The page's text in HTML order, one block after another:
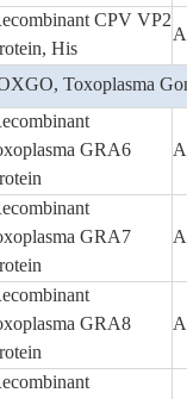
CPV VP2
His
Toxoplasma
GRA6
GRA7
GRA8